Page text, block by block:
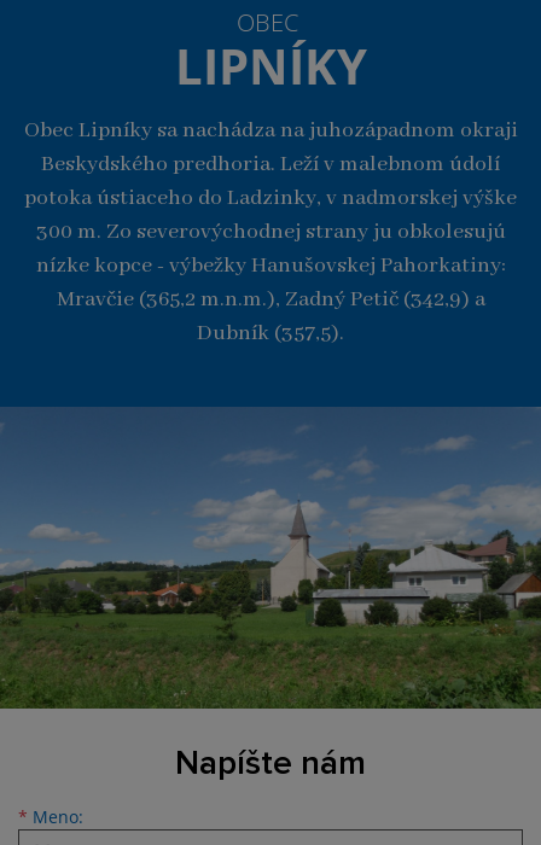
OBEC
LIPNÍKY
Obec Lipníky sa nachádza na juhozápadnom okraji
Beskydského predhoria. Leží v malebnom údolí
potoka ústiaceho do Ladzinky, v nadmorskej výške
300 m. Zo severovýchodnej strany ju obkolesujú
nízke kopce - výbežky Hanušovskej Pahorkatiny:
Mravčie (365,2 m.n.m.), Zadný Petič (342,9) a
Dubník (357,5).
Napíšte nám
* Meno:
Meno
Priezvisko
E-mailová adresa